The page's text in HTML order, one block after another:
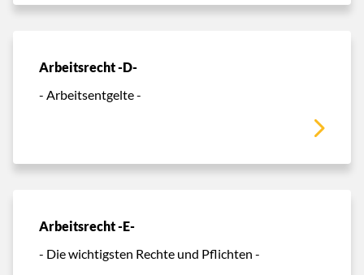
Arbeitsrecht -D-
- Arbeitsentgelte -
Arbeitsrecht -E-
- Die wichtigsten Rechte und Pflichten -